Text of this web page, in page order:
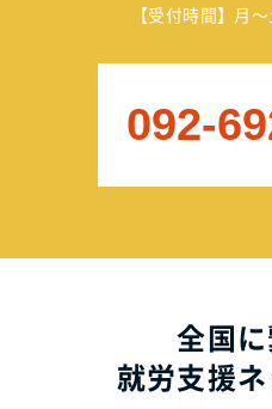
【受付時間】月
092-
全国
就労支援